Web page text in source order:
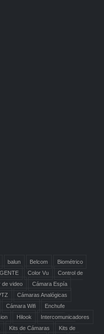
balun Belcom
Biométrico
Color Vu
Control de
de video
Cámara Espía
Cámaras Analógicas
Cámara Wifi
Enchufe
Hilook
Intercomunicadores
Kits de Cámaras Kits de